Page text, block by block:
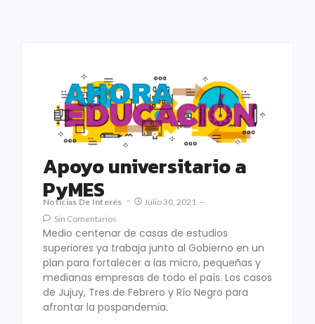
Apoyo universitario a
PyMES
Noticias De Interés
Julio 30, 2021
Sin Comentarios
Medio centenar de casas de estudios
superiores ya trabaja junto al Gobierno en un
plan para fortalecer a las micro, pequeñas y
medianas empresas de todo el país. Los casos
de Jujuy, Tres de Febrero y Río Negro para
afrontar la pospandemia.